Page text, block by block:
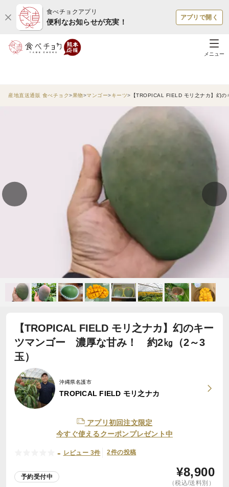
食べチョクアプリ
便利なお知らせが充実！
アプリで開く
メニュー
産地直送通販 食べチョク 果物 マンゴー キーツ 【TROPICAL FIELD モリ之ナカ】幻
【TROPICAL FIELD モリ之ナカ】幻のキー
ツマンゴー 濃厚な甘み！ 約2㎏（2～3
玉）
沖縄県名護市
TROPICAL FIELD モリ之ナカ
アプリ初回注文限定
今すぐ使えるクーポンプレゼント中
- レビュー 3件 2件の投稿
予約受付中 ¥8,900
（税込/送料別）